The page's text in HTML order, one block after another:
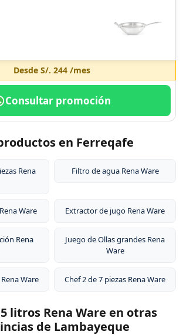
Desde S/. 244/mes
Consultar promoción
en Ferreqafe
Rena
Filtro de agua Rena Ware
Ware Extractor de jugo Rena Ware
Rena
Juego de Ollas grandes Rena
Ware
Ware Chef 2 de 7 piezas Rena Ware
litros Rena Ware en otras
de Lambayeque